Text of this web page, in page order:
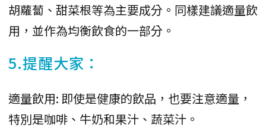
胡蘿蔔、甜菜根等為主要成分。同樣建議適量飲
用，並作為均衡飲食的一部分。
5.提醒大家：
適量飲用: 即使是健康的飲品，也要注意適量，
特別是咖啡、牛奶和果汁、蔬菜汁。